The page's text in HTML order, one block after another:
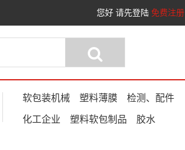
您好 请先登陆 免费注册
软包装机械 塑料薄膜
检测、配件
化工企业
塑料软包制品
胶水